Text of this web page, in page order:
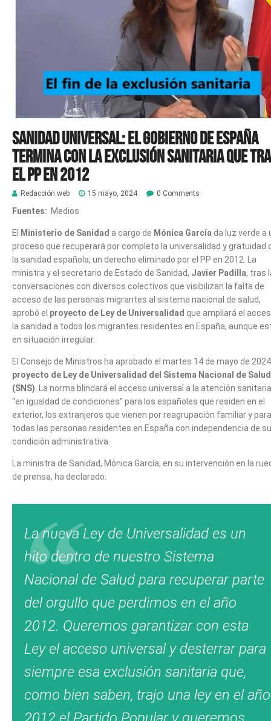
Sanidad Universal: El gobierno de España
termina con la exclusión sanitaria que
el PP en 2012
Redacción web 15 mayo, 2024 0 Comments
Fuentes: Medios
El Ministerio de Sanidad a cargo de Mónica García da luz verde a
proceso que recuperará por completo la universalidad y gratuidad
la sanidad española, un derecho eliminado por el PP en 2012. La
ministra y el secretario de Estado de Sanidad, Javier Padilla, tras
conversaciones con diversos colectivos que visibilizan la falta de
acceso de las personas migrantes al sistema nacional de salud,
aprobó el proyecto de Ley de Universalidad que ampliará el
la sanidad a todos los migrantes residentes en España, aunque
en situación irregular.
El Consejo de Ministros ha aprobado el martes 14 de mayo de
proyecto de Ley de Universalidad del Sistema Nacional de Salud
(SNS) . La norma blindará el acceso universal a la atención sanitaria
“en igualdad de condiciones” para los españoles que residen en el
exterior, los extranjeros que vienen por reagrupación familiar y para
todas las personas residentes en España con independencia de su
condición administrativa.
La ministra de Sanidad, Mónica García, en su intervención en la
de prensa, ha declarado:
La nueva Ley de Universalidad es un
hito dentro de nuestro Sistema
Nacional de Salud para recuperar parte
del orgullo que perdimos en el año
2012. Queremos garantizar con esta
Ley el acceso universal y desterrar para
siempre esa exclusión sanitaria que,
como bien saben, trajo una ley en el año